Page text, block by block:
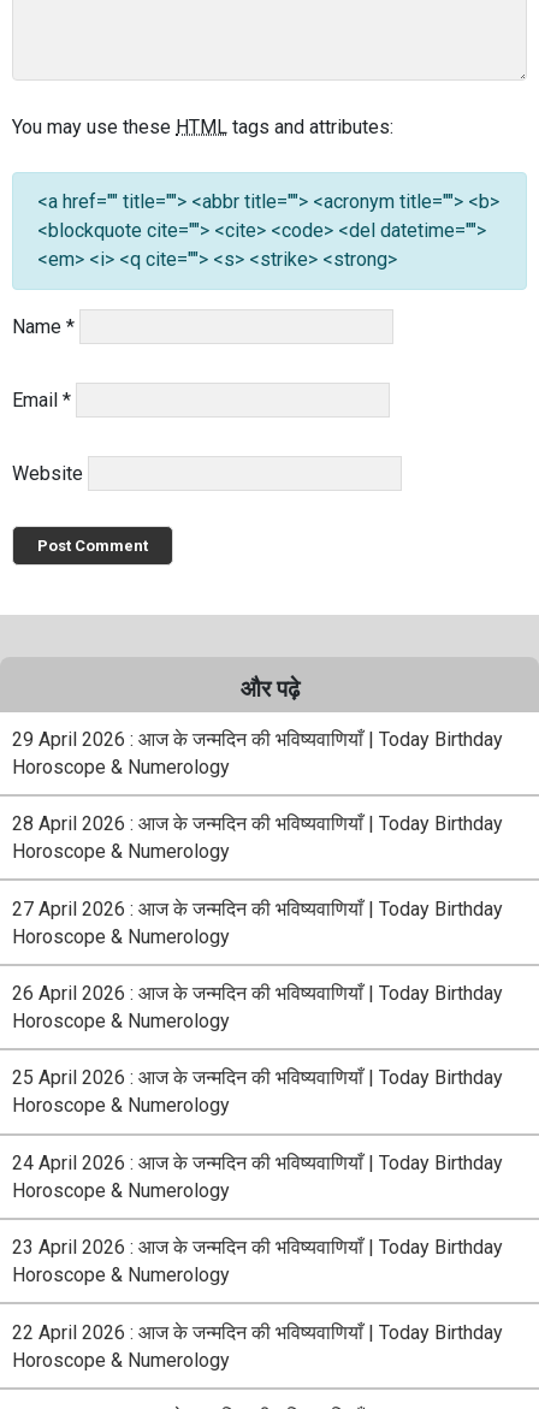
You may use these HTML tags and attributes:
<a href="" title=""> <abbr title=""> <acronym title=""> <b>
<blockquote cite=""> <cite> <code> <del datetime="">
<em> <i> <q cite=""> <s> <strike> <strong>
Name *
Email *
Website
और पढ़े
29 April 2026 : आज के जन्मदिन की भविष्यवाणियाँ | Today Birthday
Horoscope & Numerology
28 April 2026 : आज के जन्मदिन की भविष्यवाणियाँ | Today Birthday
Horoscope & Numerology
27 April 2026 : आज के जन्मदिन की भविष्यवाणियाँ | Today Birthday
Horoscope & Numerology
26 April 2026 : आज के जन्मदिन की भविष्यवाणियाँ | Today Birthday
Horoscope & Numerology
25 April 2026 : आज के जन्मदिन की भविष्यवाणियाँ | Today Birthday
Horoscope & Numerology
24 April 2026 : आज के जन्मदिन की भविष्यवाणियाँ | Today Birthday
Horoscope & Numerology
23 April 2026 : आज के जन्मदिन की भविष्यवाणियाँ | Today Birthday
Horoscope & Numerology
22 April 2026 : आज के जन्मदिन की भविष्यवाणियाँ | Today Birthday
Horoscope & Numerology